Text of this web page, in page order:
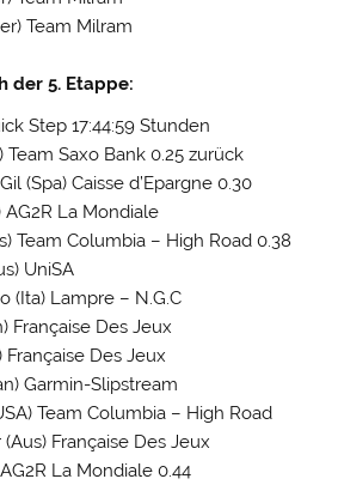
Team Milram
der 5. Etappe:
Step 17:44:59 Stunden
Team Saxo Bank 0.25 zurück
(Spa) Caisse d’Epargne 0.30
AG2R La Mondiale
Team Columbia – High Road 0.38
UniSA
(Ita) Lampre – N.G.C
Française Des Jeux
Française Des Jeux
Garmin-Slipstream
Team Columbia – High Road
Française Des Jeux
La Mondiale 0.44